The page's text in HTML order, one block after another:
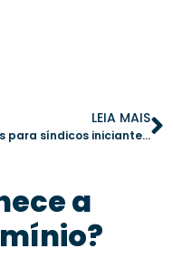
LEIA MAIS
Dicas para síndicos iniciantes: como organizar a gestão condominial
a